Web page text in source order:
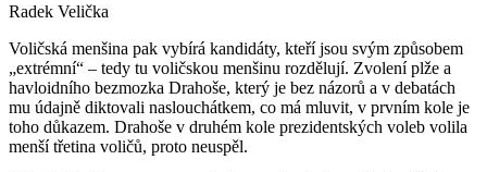
Radek Velička
Voličská menšina pak vybírá kandidáty, kteří jsou svým způsobem
„extrémní“ – tedy tu voličskou menšinu rozdělují. Zvolení plže a
havloidního bezmozka Drahoše, který je bez názorů a v debatách
mu údajně diktovali naslouchátkem, co má mluvit, v prvním kole je
toho důkazem. Drahoše v druhém kole prezidentských voleb volila
menší třetina voličů, proto neuspěl.